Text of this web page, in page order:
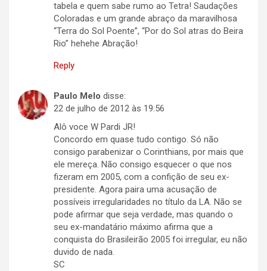
tabela e quem sabe rumo ao Tetra! Saudações
Coloradas e um grande abraço da maravilhosa
“Terra do Sol Poente”, “Por do Sol atras do Beira
Rio” hehehe Abração!
Reply
Paulo Melo disse:
22 de julho de 2012 às 19:56
Alô voce W Pardi JR!
Concordo em quase tudo contigo. Só não
consigo parabenizar o Corinthians, por mais que
ele mereça. Não consigo esquecer o que nos
fizeram em 2005, com a confição de seu ex-
presidente. Agora paira uma acusação de
possíveis irregularidades no título da LA. Não se
pode afirmar que seja verdade, mas quando o
seu ex-mandatário máximo afirma que a
conquista do Brasileirão 2005 foi irregular, eu não
duvido de nada.
SC